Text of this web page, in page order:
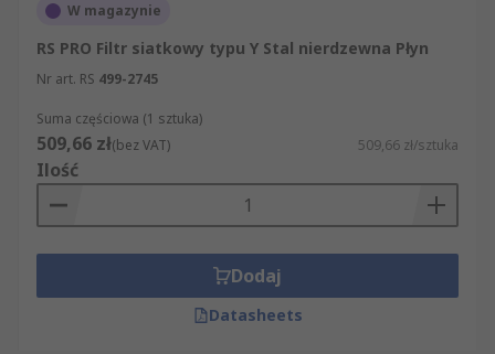
W magazynie
RS PRO Filtr siatkowy typu Y Stal nierdzewna Płyn
Nr art. RS 499-2745
Suma częściowa (1 sztuka)
509,66 zł(bez VAT) 509,66 zł/sztuka
Ilość
Dodaj
Datasheets